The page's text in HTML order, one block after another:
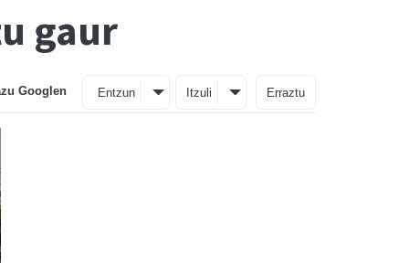
gaur
Googlen Entzun Itzuli Erraztu